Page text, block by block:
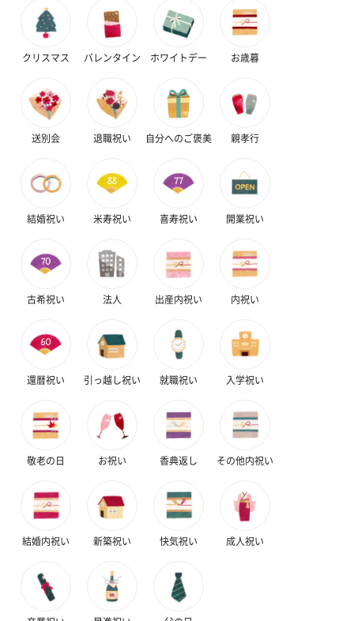
クリスマス バレンタイン ホワイトデー お歳暮
送別会 退職祝い 自分へのご褒美 親孝行
結婚祝い 米寿祝い 喜寿祝い 開業祝い
古希祝い 法人 出産内祝い 内祝い
還暦祝い 引っ越し祝い 就職祝い 入学祝い
敬老の日 お祝い 香典返し その他内祝い
結婚内祝い 新築祝い 快気祝い 成人祝い